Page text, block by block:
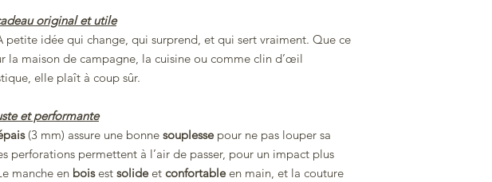
original et utile
petite idée qui change, qui surprend, et qui sert vraiment. Que ce
la maison de campagne, la cuisine ou comme clin d’œil
elle plaît à coup sûr.
et performante
(3 mm) assure une bonne souplessepour ne pas louper sa
perforations permettent à l’air de passer, pour un impact plus
manche en boisest solideet confortableen main, et la couture